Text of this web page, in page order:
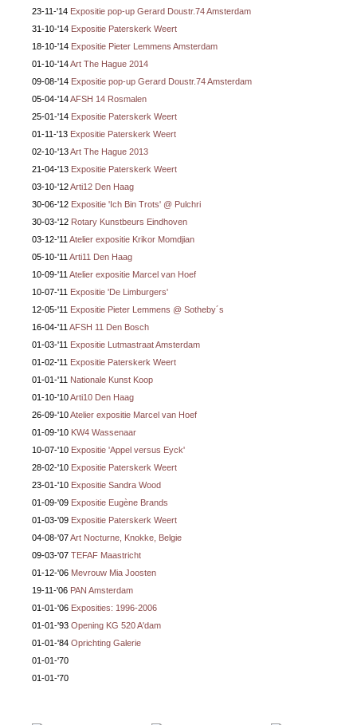
23-11-'14 Expositie pop-up Gerard Doustr.74 Amsterdam
31-10-'14 Expositie Paterskerk Weert
18-10-'14 Expositie Pieter Lemmens Amsterdam
01-10-'14Art The Hague 2014
09-08-'14 Expositie pop-up Gerard Doustr.74 Amsterdam
05-04-'14AFSH 14 Rosmalen
25-01-'14 Expositie Paterskerk Weert
01-11-'13 Expositie Paterskerk Weert
02-10-'13Art The Hague 2013
21-04-'13 Expositie Paterskerk Weert
03-10-'12Arti12 Den Haag
30-06-'12 Expositie 'Ich Bin Trots' @ Pulchri
30-03-'12 Rotary Kunstbeurs Eindhoven
03-12-'11 Atelier expositie Krikor Momdjian
05-10-'11 Arti11 Den Haag
10-09-'11 Atelier expositie Marcel van Hoef
10-07-'11 Expositie 'De Limburgers'
12-05-'11 Expositie Pieter Lemmens @ Sotheby´s
16-04-'11 AFSH 11 Den Bosch
01-03-'11 Expositie Lutmastraat Amsterdam
01-02-'11 Expositie Paterskerk Weert
01-01-'11 Nationale Kunst Koop
01-10-'10Arti10 Den Haag
26-09-'10Atelier expositie Marcel van Hoef
01-09-'10 KW4 Wassenaar
10-07-'10 Expositie 'Appel versus Eyck'
28-02-'10 Expositie Paterskerk Weert
23-01-'10 Expositie Sandra Wood
01-09-'09 Expositie Eugène Brands
01-03-'09 Expositie Paterskerk Weert
04-08-'07Art Nocturne, Knokke, Belgie
09-03-'07 TEFAF Maastricht
01-12-'06 Mevrouw Mia Joosten
19-11-'06 PAN Amsterdam
01-01-'06 Exposities: 1996-2006
01-01-'93 Opening KG 520 A'dam
01-01-'84 Oprichting Galerie
01-01-'70
01-01-'70